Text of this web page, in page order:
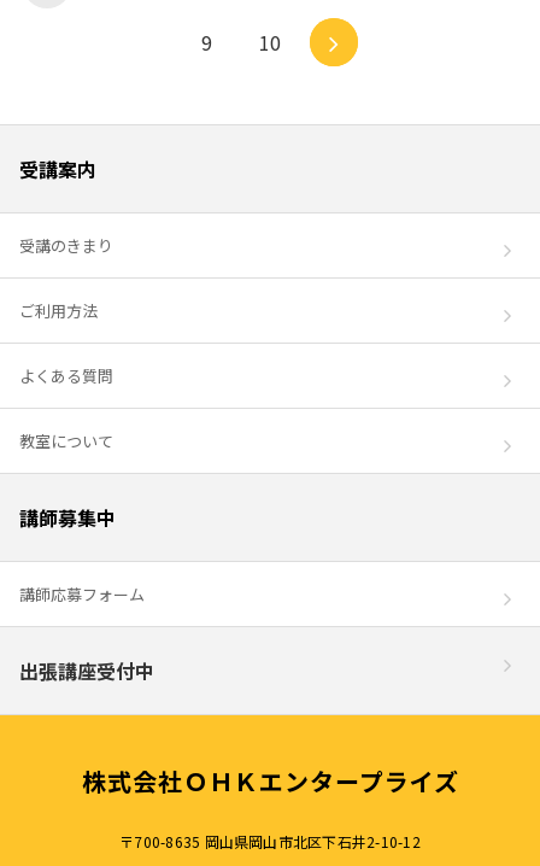
9
10
株式会社ＯＨＫエンタープライズ
〒700-8635 岡山県岡山市北区下石井2-10-12
受講案内
受講のきまり
ご利用方法
よくある質問
教室について
講師募集中
講師応募フォーム
出張講座受付中